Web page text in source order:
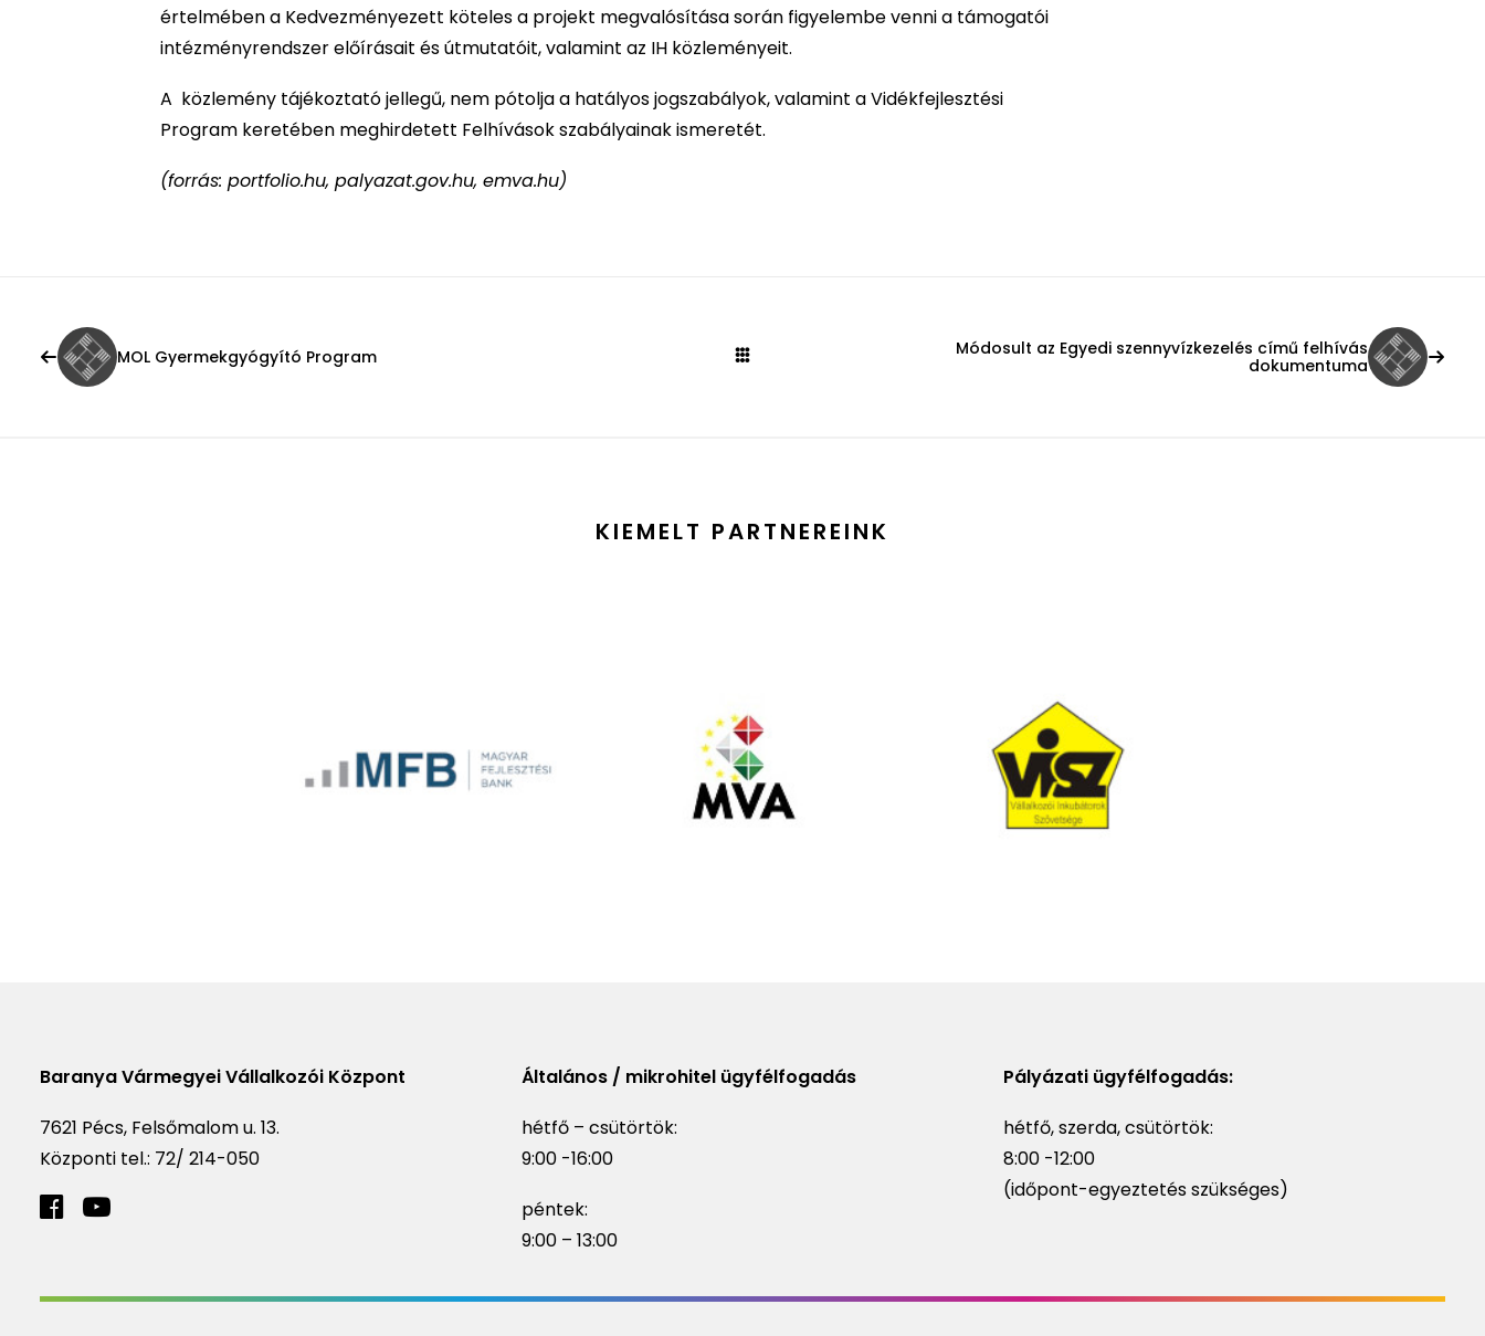
értelmében a Kedvezményezett köteles a projekt megvalósítása során figyelembe venni a támogatói
intézményrendszer előírásait és útmutatóit, valamint az IH közleményeit.
A közlemény tájékoztató jellegű, nem pótolja a hatályos jogszabályok, valamint a Vidékfejlesztési
Program keretében meghirdetett Felhívások szabályainak ismeretét.
(forrás: portfolio.hu, palyazat.gov.hu, emva.hu)
MOL Gyermekgyógyító Program
Módosult az Egyedi szennyvízkezelés című felhívás
dokumentuma
KIEMELT PARTNEREINK
Baranya Vármegyei Vállalkozói Központ
7621 Pécs, Felsőmalom u. 13.
Központi tel.: 72/ 214-050
Általános / mikrohitel ügyfélfogadás
hétfő – csütörtök:
9:00 -16:00
péntek:
9:00 – 13:00
Pályázati ügyfélfogadás:
hétfő, szerda, csütörtök:
8:00 -12:00
(időpont-egyeztetés szükséges)